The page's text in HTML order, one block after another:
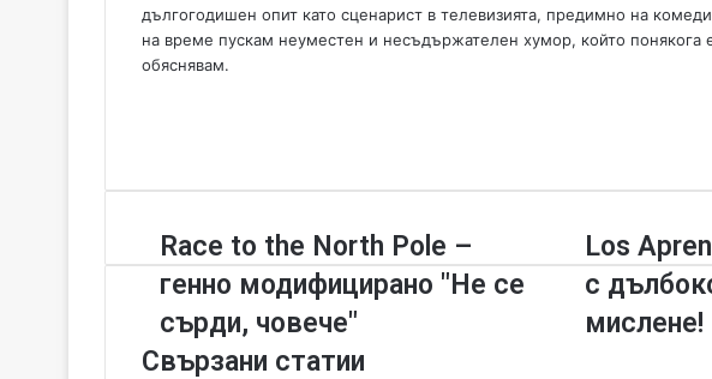
дългогодишен опит като сценарист в телевизията, предимно на
на време пускам неуместен и несъдържателен хумор, който понякога
обяснявам.
ie
o
u
b
R
a
c
e
o
Race to the North Pole –
генно модифицирано "Не се
сърди, човече"
L
o
s
A
Los
с
мислене!
Свързани статии